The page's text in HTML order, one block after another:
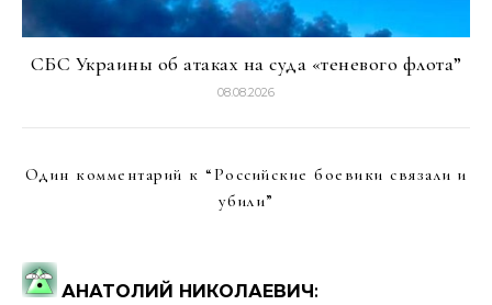
СБС Украины об атаках на суда «теневого флота”
08.08.2026
Один комментарий к “ Российские боевики связали и
убили”
АНАТОЛИЙ НИКОЛАЕВИЧ: